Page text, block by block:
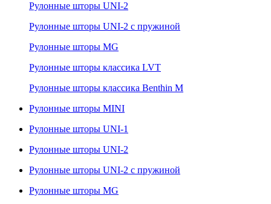
Рулонные шторы UNI-2
Рулонные шторы UNI-2 с пружиной
Рулонные шторы MG
Рулонные шторы классика LVT
Рулонные шторы классика Benthin M
Рулонные шторы MINI
Рулонные шторы UNI-1
Рулонные шторы UNI-2
Рулонные шторы UNI-2 с пружиной
Рулонные шторы MG